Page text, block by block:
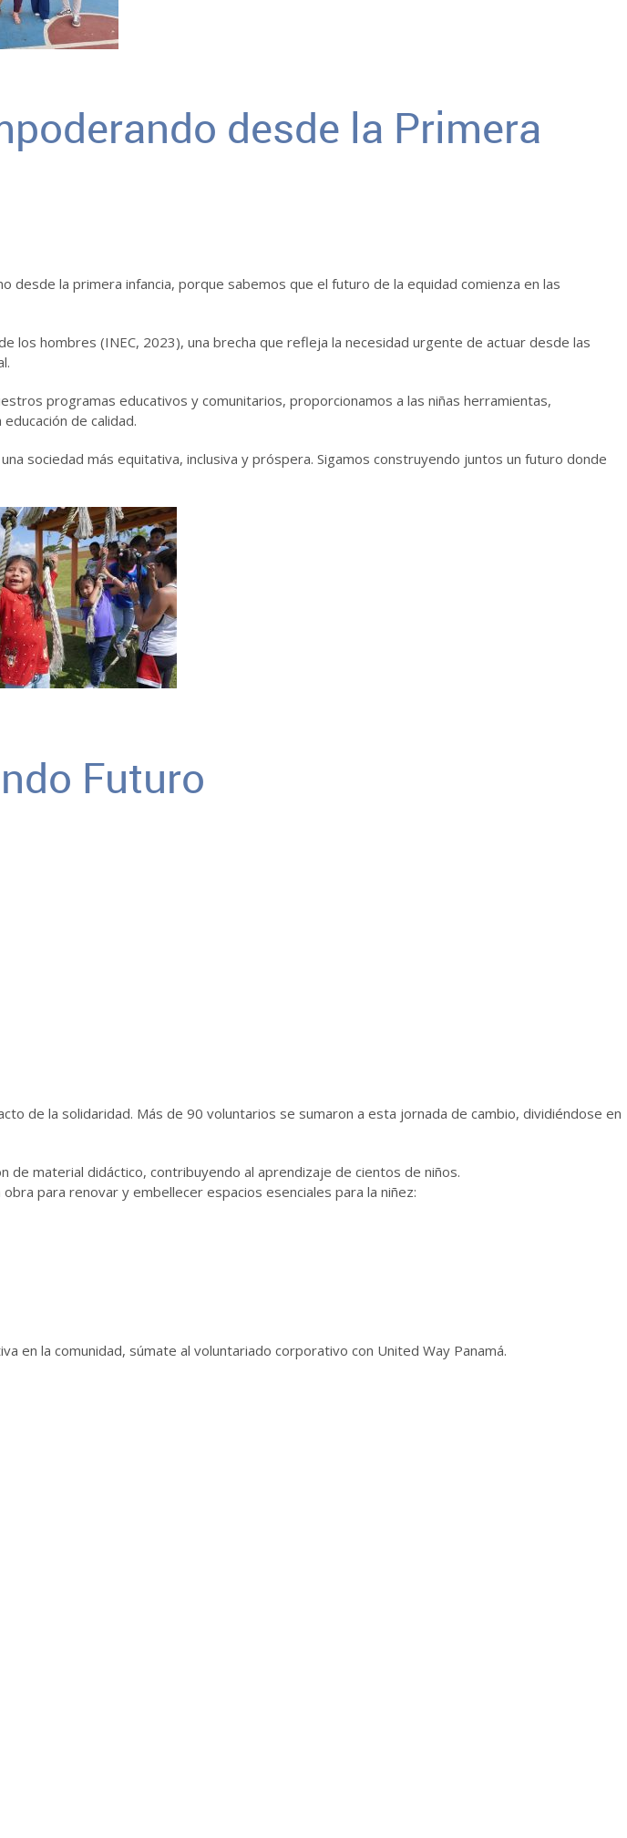
desde la Primera
la primera infancia, porque sabemos que el futuro de la equidad comienza en las
los hombres (INEC, 2023), una brecha que refleja la necesidad urgente de actuar desde las
programas educativos y comunitarios, proporcionamos a las niñas herramientas,
de calidad.
sociedad más equitativa, inclusiva y próspera. Sigamos construyendo juntos un futuro donde
Futuro
de la solidaridad. Más de 90 voluntarios se sumaron a esta jornada de cambio, dividiéndose en
de material didáctico, contribuyendo al aprendizaje de cientos de niños.
para renovar y embellecer espacios esenciales para la niñez:
en la comunidad, súmate al voluntariado corporativo con United Way Panamá.